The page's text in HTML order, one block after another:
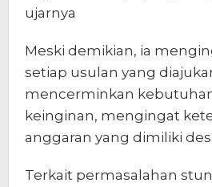
ujarnya
Meski demikian, ia
setiap usulan yang
mencerminkan
keinginan, mengingat
anggaran yang dimiliki
Terkait permasalahan